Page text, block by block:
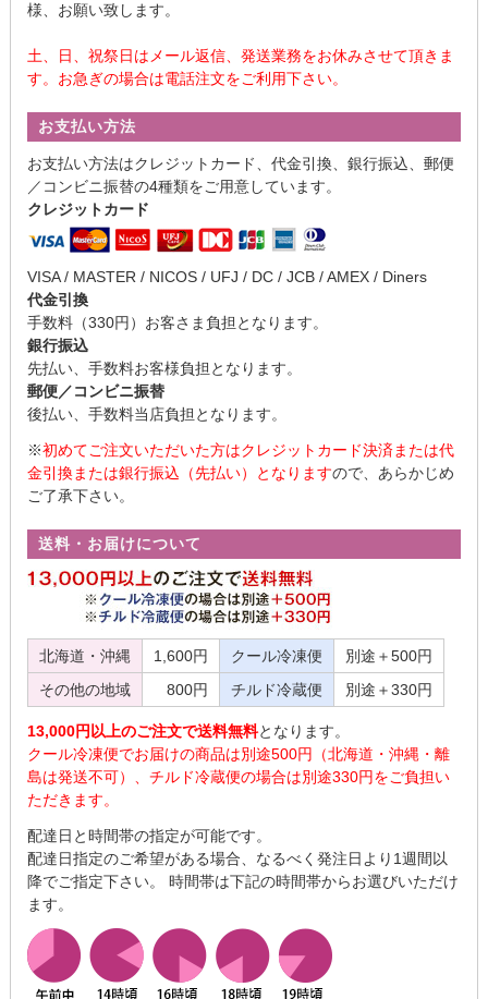
様、お願い致します。
土、日、祝祭日はメール返信、発送業務をお休みさせて頂きま
す。お急ぎの場合は電話注文をご利用下さい。
お支払い方法
お支払い方法はクレジットカード、代金引換、銀行振込、郵便
／コンビニ振替の4種類をご用意しています。
クレジットカード
VISA / MASTER / NICOS / UFJ / DC / JCB / AMEX / Diners
代金引換
手数料（330円）お客さま負担となります。
銀行振込
先払い、手数料お客様負担となります。
郵便／コンビニ振替
後払い、手数料当店負担となります。
※初めてご注文いただいた方はクレジットカード決済または代
金引換または銀行振込（先払い）となりますので、あらかじめ
ご了承下さい。
送料・お届けについて
北海道・沖縄 1,600円 クール冷凍便
別途＋500円
その他の地域
800円 チルド冷蔵便 別途＋330円
13,000円以上のご注文で送料無料となります。
クール冷凍便でお届けの商品は別途500円（北海道・沖縄・離
島は発送不可）、チルド冷蔵便の場合は別途330円をご負担い
ただきます。
配達日と時間帯の指定が可能です。
配達日指定のご希望がある場合、なるべく発注日より1週間以
降でご指定下さい。 時間帯は下記の時間帯からお選びいただけ
ます。